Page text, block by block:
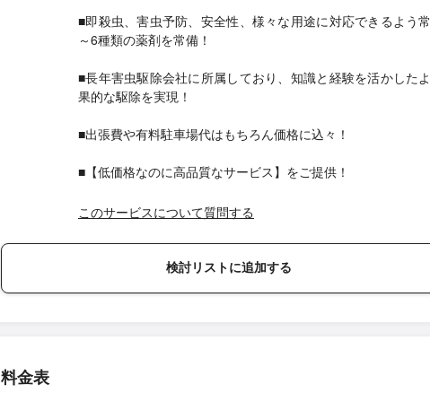
■即殺虫、害虫予防、安全性、様々な用途に対応できるよう
～6種類の薬剤を常備！
■長年害虫駆除会社に所属しており、知識と経験を活かした
果的な駆除を実現！
■出張費や有料駐車場代はもちろん価格に込々！
■【低価格なのに高品質なサービス】をご提供！
このサービスについて質問する
検討リストに追加する
料金表